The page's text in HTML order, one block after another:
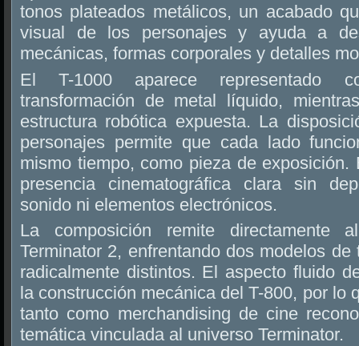
tonos plateados metálicos, un acabado
visual de los personajes y ayuda a
mecánicas, formas corporales y detalles
El T-1000 aparece representado
transformación de metal líquido,
estructura robótica expuesta. La
personajes permite que cada lado
mismo tiempo, como pieza de exposición.
presencia cinematográfica clara sin
sonido ni elementos electrónicos.
La composición remite directamente
Terminator 2, enfrentando dos modelos
radicalmente distintos. El aspecto fluido
la construcción mecánica del T-800, por lo
tanto como merchandising de cine
temática vinculada al universo Terminator.